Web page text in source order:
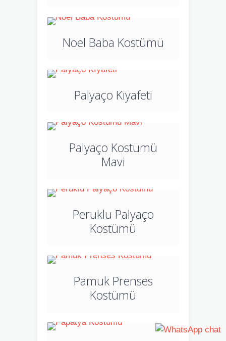
Noel Baba Kostümü
Palyaço Kıyafeti
Palyaço Kostümü
Mavi
Peruklu Palyaço
Kostümü
Pamuk Prenses
Kostümü